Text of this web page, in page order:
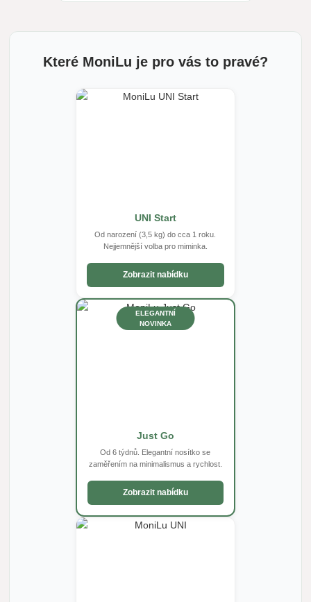
Které MoniLu je pro vás to pravé?
UNI Start
Od narození (3,5 kg) do cca 1 roku.
Nejjemnější volba pro miminka.
Zobrazit nabídku
ELEGANTNÍ
NOVINKA
Just Go
Od 6 týdnů. Elegantní nosítko se
zaměřením na minimalismus a rychlost.
Zobrazit nabídku